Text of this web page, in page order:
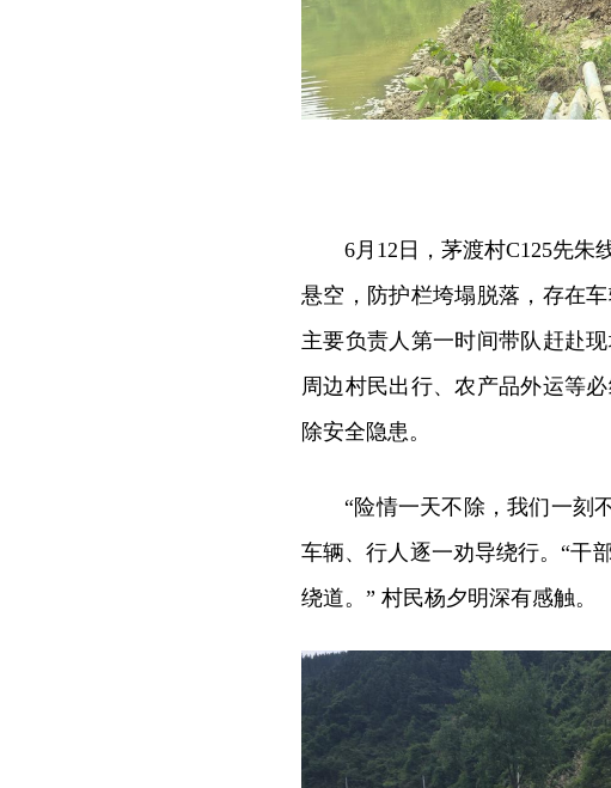
6月12日，茅渡村C125先朱
悬空，防护栏垮塌脱落，存在
主要负责人第一时间带队赶赴
周边村民出行、农产品外运等
除安全隐患。
“险情一天不除，我们一刻
车辆、行人逐一劝导绕行。“干
绕道。” 村民杨夕明深有感触。